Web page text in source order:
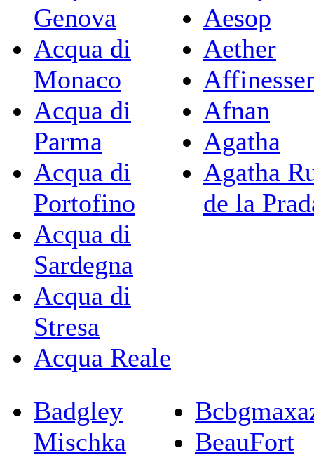
Genova
Acqua di
Monaco
Acqua di
Parma
Acqua di
Portofino
Acqua di
Sardegna
Acqua di
Stresa
Acqua Reale
Aesop
Aether
Afnan
Agatha
Agatha
de la
Badgley
Mischka
BeauFort